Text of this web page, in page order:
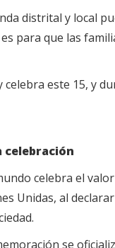
distrital y local
para que las
celebra este 15, y
celebración
celebra el
Unidas, al
se